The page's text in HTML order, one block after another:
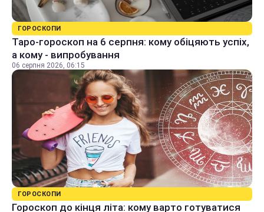
ГОРОСКОПИ
Таро-гороскоп на 6 серпня: кому обіцяють успіх,
а кому - випробування
06 серпня 2026, 06:15
ГОРОСКОПИ
Гороскоп до кінця літа: кому варто готуватися